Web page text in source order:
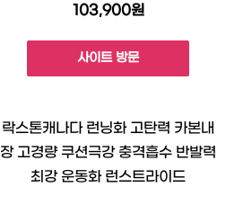
103,900원
사이트 방문
락스톤캐나다 런닝화 고탄력 카본내
장 고경량 쿠션극강 충격흡수 반발력
최강 운동화 런스트라이드